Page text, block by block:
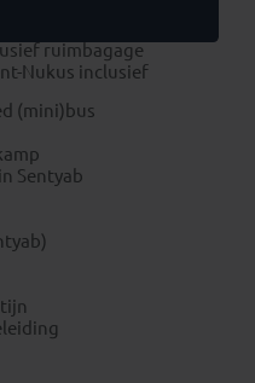
ruimbagage
Nukus inclusief
(mini)bus
Sentyab